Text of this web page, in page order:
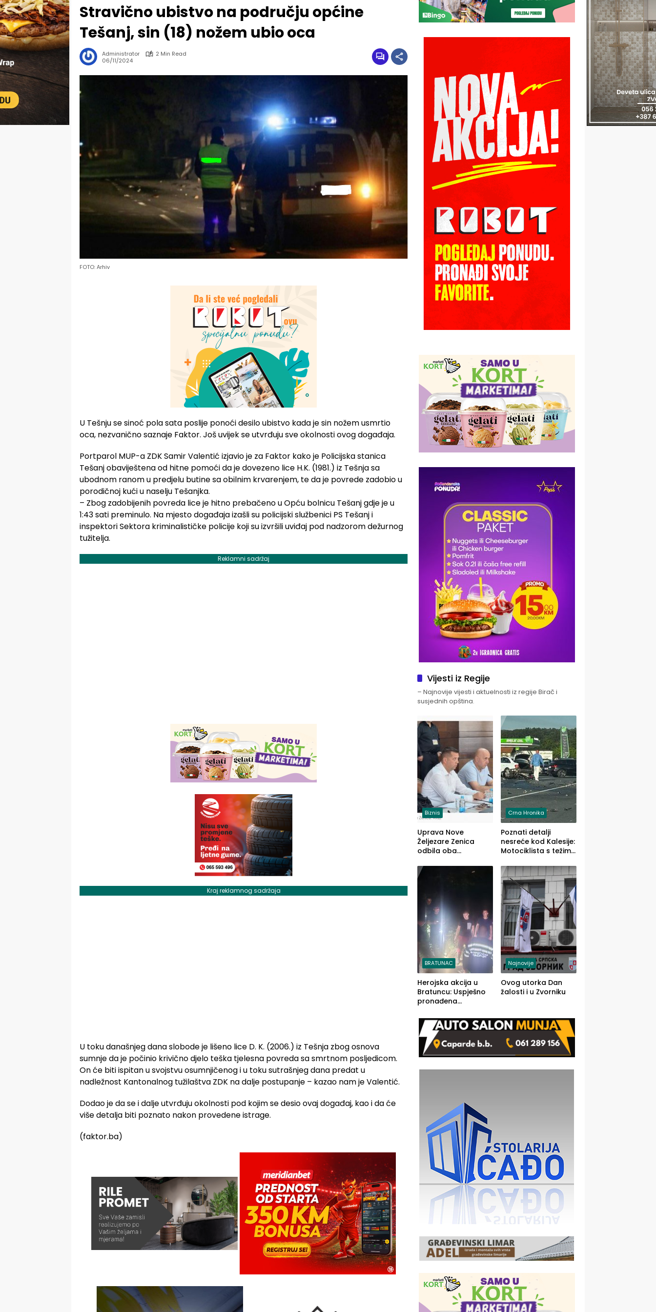
Stravično ubistvo na području općine
Tešanj, sin (18) nožem ubio oca
Administrator
2 Min Read
06/11/2024
FOTO: Arhiv
U Tešnju se sinoć pola sata poslije ponoći desilo ubistvo kada je sin nožem usmrtio
oca, nezvanično saznaje Faktor. Još uvijek se utvrđuju sve okolnosti ovog događaja.
Portparol MUP-a ZDK Samir Valentić izjavio je za Faktor kako je Policijska stanica
Tešanj obaviještena od hitne pomoći da je dovezeno lice H.K. (1981.) iz Tešnja sa
ubodnom ranom u predjelu butine sa obilnim krvarenjem, te da je povrede zadobio u
porodičnoj kući u naselju Tešanjka.
– Zbog zadobijenih povreda lice je hitno prebačeno u Opću bolnicu Tešanj gdje je u
1:43 sati preminulo. Na mjesto događaja izašli su policijski službenici PS Tešanj i
inspektori Sektora kriminalističke policije koji su izvršili uviđaj pod nadzorom dežurnog
tužitelja.
Reklamni sadržaj
Kraj reklamnog sadržaja
U toku današnjeg dana slobode je lišeno lice D. K. (2006.) iz Tešnja zbog osnova
sumnje da je počinio krivično djelo teška tjelesna povreda sa smrtnom posljedicom.
On će biti ispitan u svojstvu osumnjičenog i u toku sutrašnjeg dana predat u
nadležnost Kantonalnog tužilaštva ZDK na dalje postupanje – kazao nam je Valentić.
Dodao je da se i dalje utvrđuju okolnosti pod kojim se desio ovaj događaj, kao i da će
više detalja biti poznato nakon provedene istrage.
(faktor.ba)
Vijesti iz Regije
– Najnovije vijesti i aktuelnosti iz regije Birač i
susjednih opština.
Biznis
Uprava Nove
Željezare Zenica
odbila oba
FBiH: Ustrajni da je
stečaj jedino rješenje
Crna Hronika
Poznati detalji
nesreće kod Kalesije:
Motociklista s težim,
lakšim povredama
BRATUNAC
Herojska akcija u
Bratuncu: Uspješno
pronađena
a Ivanka Lazić,
rodom iz Kravice.
Najnovije
Ovog utorka Dan
žalosti i u Zvorniku